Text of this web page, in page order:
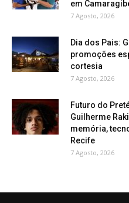
em
7 Agosto, 2026
Dia dos Pais:
promoções
cortesia
7 Agosto, 2026
Futuro do
Guilherme
memória,
Recife
7 Agosto, 2026